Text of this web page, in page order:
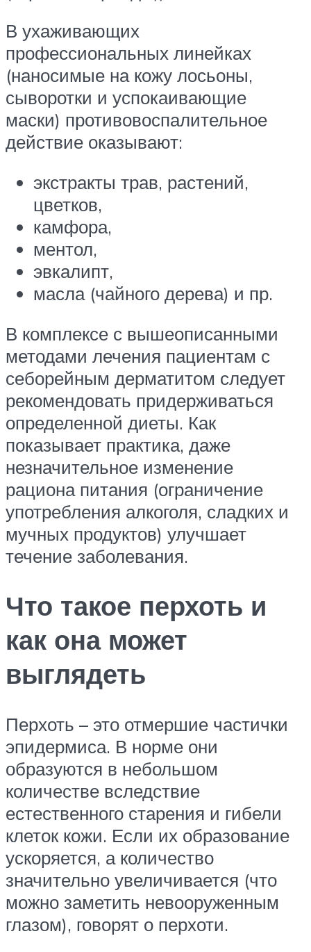
В ухаживающих
профессиональных линейках
(наносимые на кожу лосьоны,
сыворотки и успокаивающие
маски) противовоспалительное
действие оказывают:
экстракты трав, растений,
цветков,
камфора,
ментол,
эвкалипт,
масла (чайного дерева) и пр.
В комплексе с вышеописанными
методами лечения пациентам с
себорейным дерматитом следует
рекомендовать придерживаться
определенной диеты. Как
показывает практика, даже
незначительное изменение
рациона питания (ограничение
употребления алкоголя, сладких и
мучных продуктов) улучшает
течение заболевания.
Что такое перхоть и
как она может
выглядеть
Перхоть – это отмершие частички
эпидермиса. В норме они
образуются в небольшом
количестве вследствие
естественного старения и гибели
клеток кожи. Если их образование
ускоряется, а количество
значительно увеличивается (что
можно заметить невооруженным
глазом), говорят о перхоти.